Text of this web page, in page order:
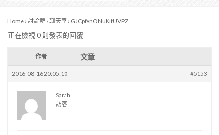
Home › 討論群 › 聊天室 › GJCpfvnONuKitUVPZ
正在檢視 0 則發表的回覆
作者 文章
2016-08-16 20:05:10 #5153
Sarah
訪客